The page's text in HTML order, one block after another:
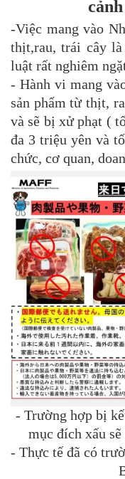
-Việc mang vào
thịt,rau, trái cây
luật rất nghiêm
- Hành vi mang
sản phẩm từ thịt,
và sẽ bị xử phạt (
đa 3 triệu yên và
chức, cơ quan,
- Trường hợp bị
mục đích xấu
- Thực tế đã có